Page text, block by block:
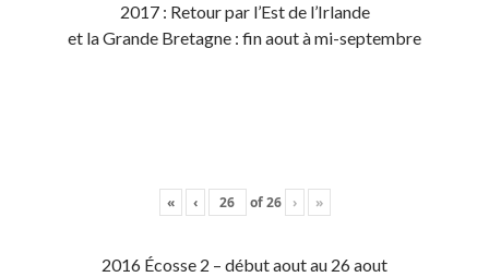
2017 : Retour par l’Est de l’Irlande
et la Grande Bretagne : fin aout à mi-septembre
« ‹ of26 › »
2016 Écosse 2 – début aout au 26 aout